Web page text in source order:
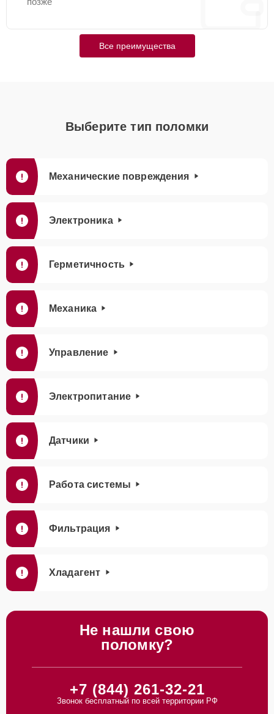
Все преимущества
Выберите тип поломки
Механические повреждения
Электроника
Герметичность
Механика
Управление
Электропитание
Датчики
Работа системы
Фильтрация
Хладагент
Не нашли свою
поломку?
+7 (844) 261-32-21
Звонок бесплатный по всей территории РФ